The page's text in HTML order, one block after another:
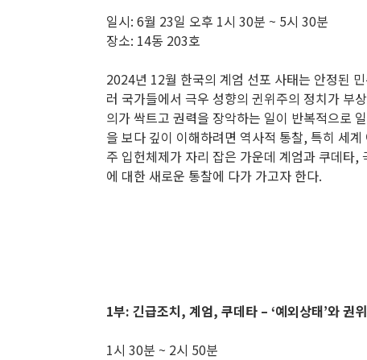
일시: 6월 23일 오후 1시 30분 ~ 5시 30분
장소: 14동 203호
2024년 12월 한국의 계엄 선포 사태는 안정된
러 국가들에서 극우 성향의 귄위주의 정치가 부
의가 싹트고 권력을 장악하는 일이 반복적으로
을 보다 깊이 이해하려면 역사적 통찰, 특히 세
주 입헌체제가 자리 잡은 가운데 계엄과 쿠데타
에 대한 새로운 통찰에 다가 가고자 한다.
1부: 긴급조치, 계엄, 쿠데타 – ‘예외상태’와 권
1시 30분 ~ 2시 50분